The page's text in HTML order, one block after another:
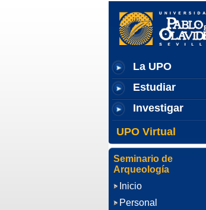
La UPO
Estudiar
Investigar
UPO Virtual
Seminario de
Arqueología
Inicio
Personal